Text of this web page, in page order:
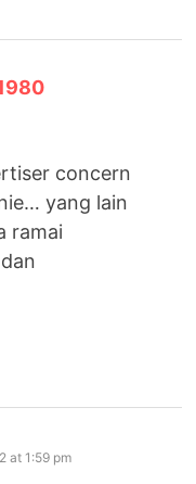
concern
yang lain
ramai
at 1:59 pm